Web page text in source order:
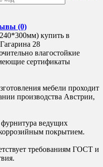
(0)
купить в
28
влагостойкие
сертификаты
мебели проходит
производства Австрии,
фурнитура ведущих
покрытием.
требованиям ГОСТ и